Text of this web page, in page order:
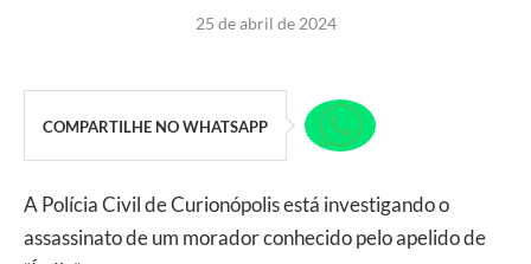
25 de abril de 2024
COMPARTILHE NO WHATSAPP
A Polícia Civil de Curionópolis está investigando o
assassinato de um morador conhecido pelo apelido de